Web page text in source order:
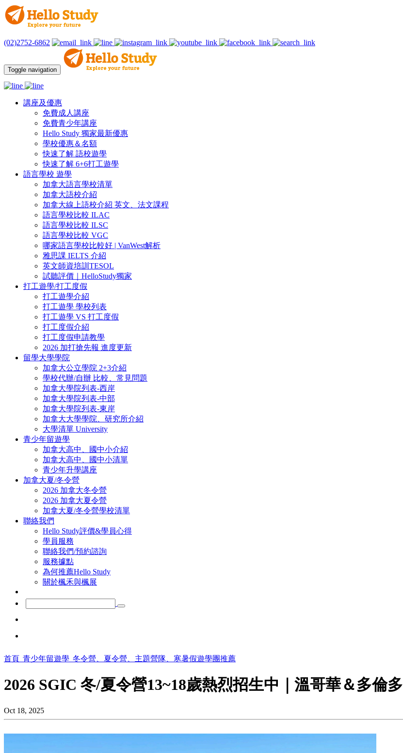
(02)2752-6862
Toggle navigation
講座及優惠
免費成人講座
免費青少年講座
Hello Study 獨家最新優惠
學校優惠＆名額
快速了解 語校遊學
快速了解 6+6打工遊學
語言學校 遊學
加拿大語言學校清單
加拿大語校介紹
加拿大線上語校介紹 英文、法文課程
語言學校比較 ILAC
語言學校比較 ILSC
語言學校比較 VGC
哪家語言學校比較好 | VanWest解析
雅思課 IELTS 介紹
英文師資培訓TESOL
試聽評價｜HelloStudy獨家
打工遊學/打工度假
打工遊學介紹
打工遊學 學校列表
打工遊學 VS 打工度假
打工度假介紹
打工度假申請教學
2026 加打搶先報 進度更新
留學大學學院
加拿大公立學院 2+3介紹
學校代辦/自辦 比較、常見問題
加拿大學院列表-西岸
加拿大學院列表-中部
加拿大學院列表-東岸
加拿大大學學院、研究所介紹
大學清單 University
青少年留遊學
加拿大高中、國中小介紹
加拿大高中、國中小清單
青少年升學講座
加拿大夏/冬令營
2026 加拿大冬令營
2026 加拿大夏令營
加拿大夏/冬令營學校清單
聯絡我們
Hello Study評價&學員心得
學員服務
聯絡我們/預約諮詢
服務據點
為何推薦Hello Study
關於楓禾與楓展
首頁 青少年留遊學 冬令營、夏令營、主題營隊、寒暑假遊學團推薦
2026 SGIC 冬/夏令營13~18歲熱烈招生中｜溫哥華＆多倫多
Oct 18, 2025